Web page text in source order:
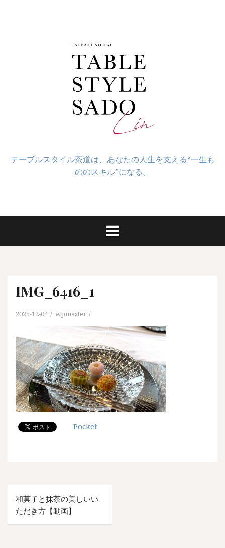
テーブルスタイル茶道は、あなたの人生を支える“一生も
ののスキル”になる。
IMG_6416_1
2025-12-04 wpmaster
Pocket
投
稿
ナ
和菓子と抹茶の美しいい
ただき方【動画】